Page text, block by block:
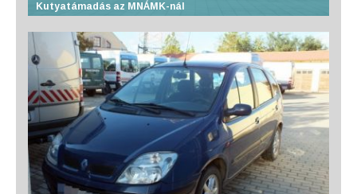
Kutyatámadás az MNÁMK-nál